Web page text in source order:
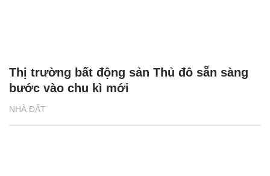
NHÀ ĐẤT
Thị trường bất động sản Thủ đô sẵn sàng
bước vào chu kì mới